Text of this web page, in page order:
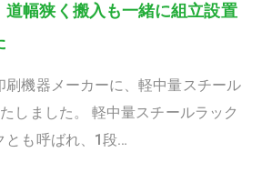
道幅狭く搬入も一緒に組立設置
刷機器メーカーに、軽中量スチール
しました。 軽中量スチールラック
とも呼ばれ、1段…